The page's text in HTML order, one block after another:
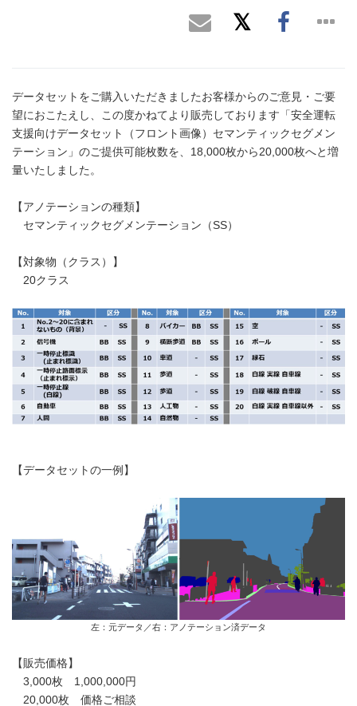
データセットをご購入いただきましたお客様からのご意見・ご要
望におこたえし、この度かねてより販売しております「安全運転
支援向けデータセット（フロント画像）セマンティックセグメン
テーション」のご提供可能枚数を、18,000枚から20,000枚へと増
量いたしました。
【アノテーションの種類】
セマンティックセグメンテーション（SS）
【対象物（クラス）】
20クラス
【データセットの一例】
左：元データ／右：アノテーション済データ
【販売価格】
3,000枚 1,000,000円
20,000枚 価格ご相談